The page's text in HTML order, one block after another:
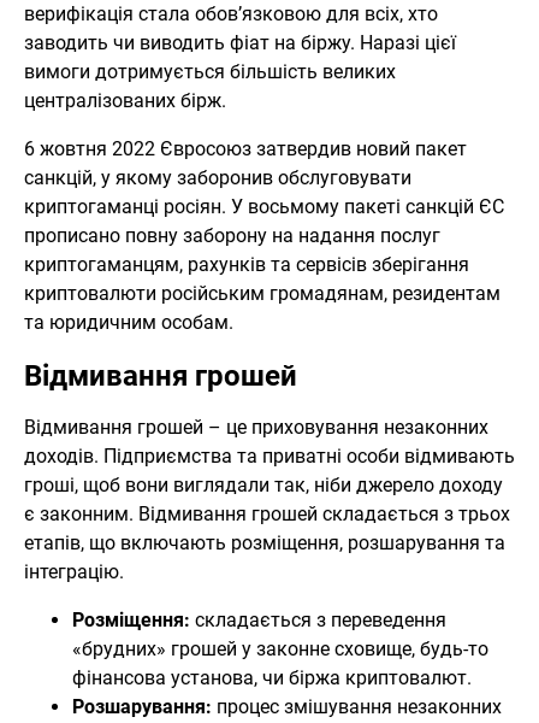
верифікація стала обов’язковою для всіх, хто
заводить чи виводить фіат на біржу. Наразі цієї
вимоги дотримується більшість великих
централізованих бірж.
6 жовтня 2022 Євросоюз затвердив новий пакет
санкцій, у якому заборонив обслуговувати
криптогаманці росіян. У восьмому пакеті санкцій ЄС
прописано повну заборону на надання послуг
криптогаманцям, рахунків та сервісів зберігання
криптовалюти російським громадянам, резидентам
та юридичним особам.
Відмивання грошей
Відмивання грошей – це приховування незаконних
доходів. Підприємства та приватні особи відмивають
гроші, щоб вони виглядали так, ніби джерело доходу
є законним. Відмивання грошей складається з трьох
етапів, що включають розміщення, розшарування та
інтеграцію.
Розміщення: складається з переведення
«брудних» грошей у законне сховище, будь-то
фінансова установа, чи біржа криптовалют.
Розшарування: процес змішування незаконних